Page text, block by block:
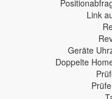
Link
Geräte
Doppelte